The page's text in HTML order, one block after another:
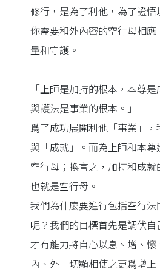
修行，是為了利他，為了證悟
你需要和外內密的空行母相應
量和守護。
「上師是加持的根本，本尊
與護法是事業的根本。」
爲了成功展開利他「事業」，
與「成就」。而為上師和本尊
空行母；換言之，加持和成就
也就是空行母。
我們為什麼要進行包括空行法
呢？我們的目標首先是調伏自
才有能力將自心以息、增、懷
內、外一切顯相使之更爲增上